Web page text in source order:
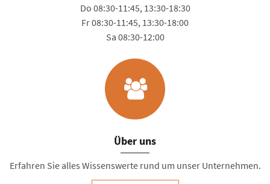
Do 08:30-11:45, 13:30-18:30
Fr 08:30-11:45, 13:30-18:00
Sa 08:30-12:00
Über uns
Erfahren Sie alles Wissenswerte rund um unser Unternehmen.